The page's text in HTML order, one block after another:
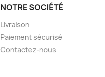
NOTRE SOCIÉTÉ
Livraison
Paiement sécurisé
Contactez-nous